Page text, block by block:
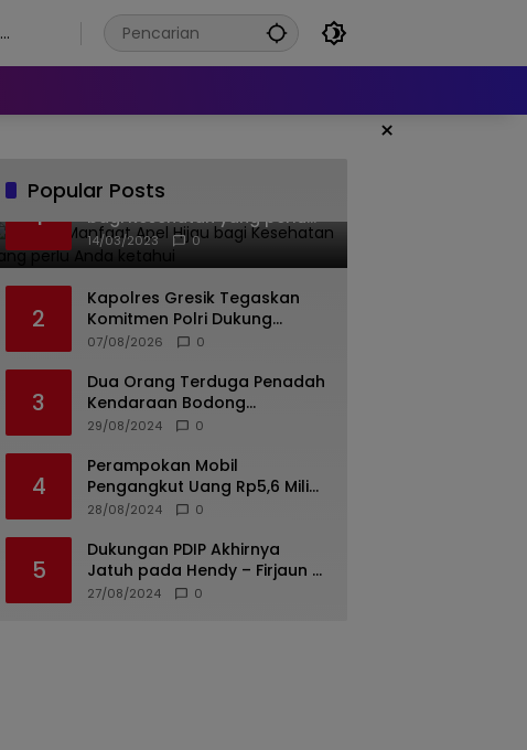
×
Popular Posts
1
Banyak Manfaat Apel Hijau
bagi Kesehatan yang perlu
Anda ketahui
14/03/2023 0
2
Kapolres Gresik Tegaskan
Komitmen Polri Dukung
Pendidikan Berkualitas
07/08/2026 0
3
Dua Orang Terduga Penadah
Kendaraan Bodong
Ditangkap Polda Jateng, 19
29/08/2024 0
4
Perampokan Mobil
Pengangkut Uang Rp5,6 Miliar
di Padang Diungkap, Dua dari
Oknum Polisi
28/08/2024 0
5
Dukungan PDIP Akhirnya
Jatuh pada Hendy – Firjaun di
Pilkada Jember 2024
27/08/2024 0